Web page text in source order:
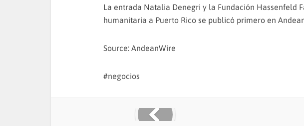
La entrada Natalia Denegri y la Fundación Hassenfeld
humanitaria a Puerto Rico se publicó primero en
Source: AndeanWire
negocios